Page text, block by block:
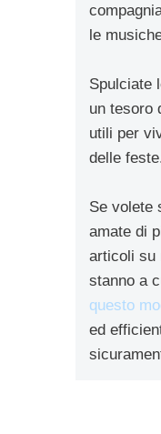
le
Spulciate
un tesoro
utili per
delle
Se volete
amate di
articoli su
stanno a
questo
ed